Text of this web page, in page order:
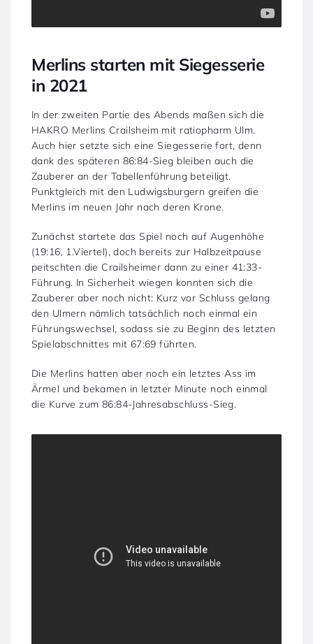
Merlins starten mit Siegesserie
in 2021
In der zweiten Partie des Abends maßen sich die
HAKRO Merlins Crailsheim mit ratiopharm Ulm.
Auch hier setzte sich eine Siegesserie fort, denn
dank des späteren 86:84-Sieg bleiben auch die
Zauberer an der Tabellenführung beteiligt.
Punktgleich mit den Ludwigsburgern greifen die
Merlins im neuen Jahr nach deren Krone.
Zunächst startete das Spiel noch auf Augenhöhe
(19:16, 1.Viertel), doch bereits zur Halbzeitpause
peitschten die Crailsheimer dann zu einer 41:33-
Führung. In Sicherheit wiegen konnten sich die
Zauberer aber noch nicht: Kurz vor Schluss gelang
den Ulmern nämlich tatsächlich noch einmal ein
Führungswechsel, sodass sie zu Beginn des letzten
Spielabschnittes mit 67:69 führten.
Die Merlins hatten aber noch ein letztes Ass im
Ärmel und bekamen in letzter Minute noch einmal
die Kurve zum 86:84-Jahresabschluss-Sieg.